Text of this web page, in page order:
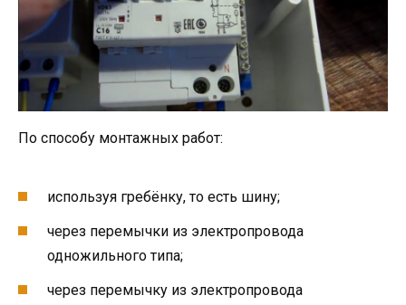
По способу монтажных работ:
используя гребёнку, то есть шину;
через перемычки из электропровода
одножильного типа;
через перемычку из электропровода